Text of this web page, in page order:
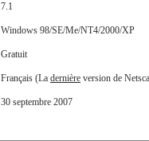
7.1
Windows 98/SE/Me/NT4/2000/XP
Gratuit
Français (La dernière version de
30 septembre 2007